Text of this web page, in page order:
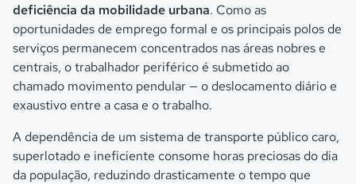
deficiência da mobilidade urbana. Como as
oportunidades de emprego formal e os principais polos de
serviços permanecem concentrados nas áreas nobres e
centrais, o trabalhador periférico é submetido ao
chamado movimento pendular — o deslocamento diário e
exaustivo entre a casa e o trabalho.
A dependência de um sistema de transporte público caro,
superlotado e ineficiente consome horas preciosas do dia
da população, reduzindo drasticamente o tempo que